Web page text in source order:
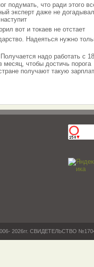
подумать, что ради этого
эксперт даже не
вот и токаев не отстает
Надеяться нужно
надо работать с
чтобы достичь порога
получают такую
2006- 2026гг. СВИДЕТЕЛЬСТВО